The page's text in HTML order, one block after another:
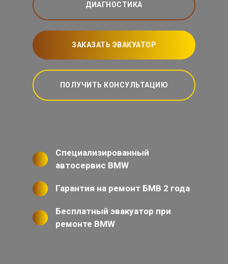
ДИАГНОСТИКА
ЗАКАЗАТЬ ЭВАКУАТОР
ПОЛУЧИТЬ КОНСУЛЬТАЦИЮ
Специализированный
автосервис BMW
Гарантия на ремонт БМВ 2 года
Бесплатный эвакуатор при
ремонте BMW